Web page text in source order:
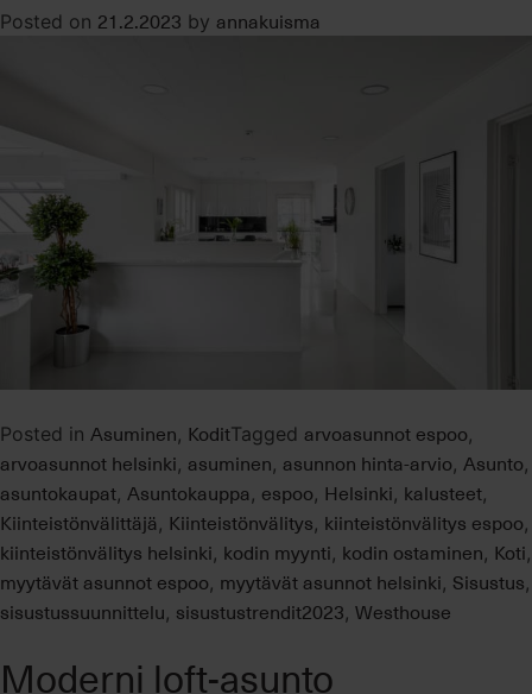
Posted on 21.2.2023 by annakuisma
Posted in Asuminen, KoditTagged arvoasunnot espoo,
arvoasunnot helsinki, asuminen, asunnon hinta-arvio, Asunto,
asuntokaupat, Asuntokauppa, espoo, Helsinki, kalusteet,
Kiinteistönvälittäjä, Kiinteistönvälitys, kiinteistönvälitys espoo,
kiinteistönvälitys helsinki, kodin myynti, kodin ostaminen, Koti,
myytävät asunnot espoo, myytävät asunnot helsinki, Sisustus,
sisustussuunnittelu, sisustustrendit2023, Westhouse
Moderni loft-asunto